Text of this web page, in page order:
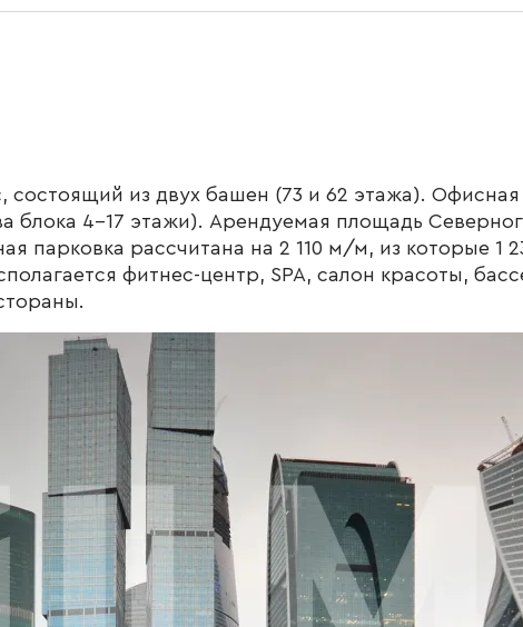
состоящий из двух башен (73 и 62 этажа).
блока 4-17 этажи). Арендуемая площадь
парковка рассчитана на 2 110 м/м, из которые 1
фитнес-центр, SPA, салон красоты,